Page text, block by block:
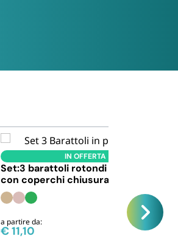
IN OFFERTA
Set:3 barattoli rotondi in plastica
con coperchi chiusura
ermetica.Capacità 1,5l
a partire da:
€11,10 12,30-10%